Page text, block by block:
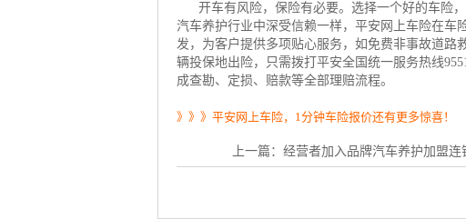
开车有风险，保险有必要。选择一个好的车险
汽车养护行业中深受信赖一样， 平安网上车险在车
发，为客户提供多项贴心服务，如免费非事故道路
辆投保地出险，只需拨打平安全国统一服务热线
成查勘、定损、赔款等全部理赔流程。
》》》平安网上车险，1分钟车险报价还有更多惊喜！
上一篇： 经营者加入品牌汽车养护加盟连